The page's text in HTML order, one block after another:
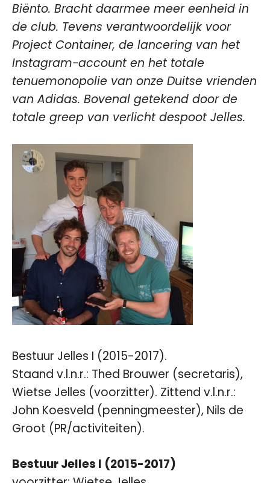
Biënto. Bracht daarmee meer eenheid in
de club. Tevens verantwoordelijk voor
Project Container, de lancering van het
Instagram-account en het totale
tenuemonopolie van onze Duitse vrienden
van Adidas. Bovenal getekend door de
totale greep van verlicht despoot Jelles.
Bestuur Jelles I (2015-2017).
Staand v.l.n.r.: Thed Brouwer (secretaris),
Wietse Jelles (voorzitter). Zittend v.l.n.r.:
John Koesveld (penningmeester), Nils de
Groot (PR/activiteiten).
Bestuur Jelles I (2015-2017)